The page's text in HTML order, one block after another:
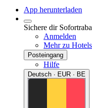
App herunterladen
Sichere dir
Anmelden
Mehr zu
Posteingang
Hilfe
Deutsch · EUR · BE